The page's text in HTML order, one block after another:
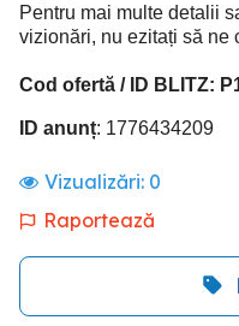
Pentru mai multe detalii
vizionări, nu ezitați să ne
Cod ofertă / ID BLITZ:
ID anunț: 1776434209
Vizualizări: 0
Raportează